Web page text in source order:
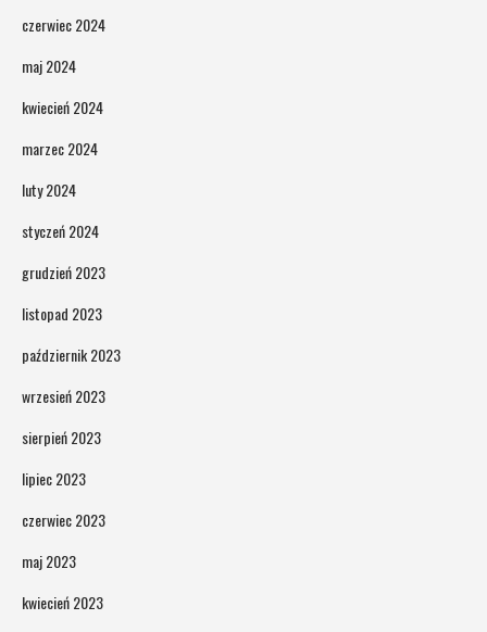
czerwiec 2024
maj 2024
kwiecień 2024
marzec 2024
luty 2024
styczeń 2024
grudzień 2023
listopad 2023
październik 2023
wrzesień 2023
sierpień 2023
lipiec 2023
czerwiec 2023
maj 2023
kwiecień 2023